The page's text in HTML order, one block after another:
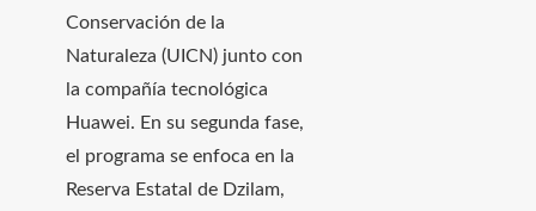
Conservación de la
Naturaleza (UICN) junto con
la compañía tecnológica
Huawei. En su segunda fase,
el programa se enfoca en la
Reserva Estatal de Dzilam,